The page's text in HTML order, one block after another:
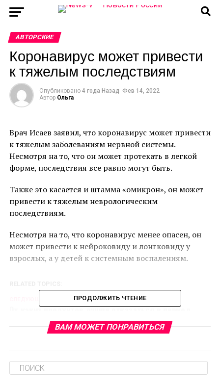
АВТОРСКИЕ
Коронавирус может привести
к тяжелым последствиям
Опубликовано 4 года Назад Фев 14, 2022
Автор Ольга
Врач Исаев заявил, что коронавирус может привести
к тяжелым заболеваниям нервной системы.
Несмотря на то, что он может протекать в легкой
форме, последствия все равно могут быть.
Также это касается и штамма «омикрон», он может
привести к тяжелым неврологическим
последствиям.
Несмотря на то, что коронавирус менее опасен, он
может привести к нейроковиду и лонгковиду у
взрослых, а у детей к системным воспалениям.
От каких продуктов лучше отказаться в период
НЕ ПРОПУСТИТЕ
холестерин
ПРОДОЛЖИТЬ ЧТЕНИЕ
ВАМ МОЖЕТ ПОНРАВИТЬСЯ